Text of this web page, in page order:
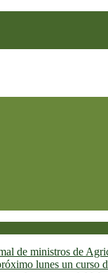
de ministros de
lunes un curso